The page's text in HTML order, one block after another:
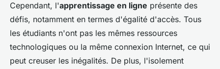
Cependant, l'apprentissage en ligne présente des
défis, notamment en termes d'égalité d'accès. Tous
les étudiants n'ont pas les mêmes ressources
technologiques ou la même connexion Internet, ce qui
peut creuser les inégalités. De plus, l'isolement